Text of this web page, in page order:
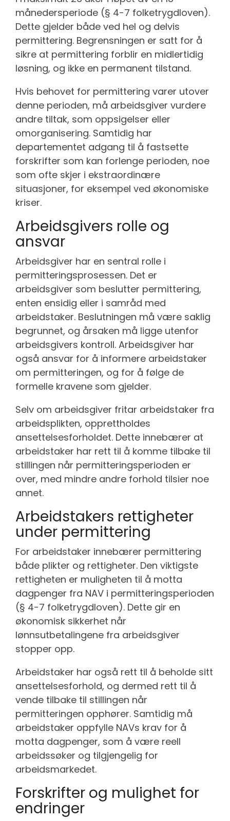
månedersperiode (§ 4-7 folketrygdloven).
Dette gjelder både ved hel og delvis
permittering. Begrensningen er satt for å
sikre at permittering forblir en midlertidig
løsning, og ikke en permanent tilstand.
Hvis behovet for permittering varer utover
denne perioden, må arbeidsgiver vurdere
andre tiltak, som oppsigelser eller
omorganisering. Samtidig har
departementet adgang til å fastsette
forskrifter som kan forlenge perioden, noe
som ofte skjer i ekstraordinære
situasjoner, for eksempel ved økonomiske
kriser.
Arbeidsgivers rolle og
ansvar
Arbeidsgiver har en sentral rolle i
permitteringsprosessen. Det er
arbeidsgiver som beslutter permittering,
enten ensidig eller i samråd med
arbeidstaker. Beslutningen må være saklig
begrunnet, og årsaken må ligge utenfor
arbeidsgivers kontroll. Arbeidsgiver har
også ansvar for å informere arbeidstaker
om permitteringen, og for å følge de
formelle kravene som gjelder.
Selv om arbeidsgiver fritar arbeidstaker fra
arbeidsplikten, opprettholdes
ansettelsesforholdet. Dette innebærer at
arbeidstaker har rett til å komme tilbake til
stillingen når permitteringsperioden er
over, med mindre andre forhold tilsier noe
annet.
Arbeidstakers rettigheter
under permittering
For arbeidstaker innebærer permittering
både plikter og rettigheter. Den viktigste
rettigheten er muligheten til å motta
dagpenger fra NAV i permitteringsperioden
(§ 4-7 folketrygdloven). Dette gir en
økonomisk sikkerhet når
lønnsutbetalingene fra arbeidsgiver
stopper opp.
Arbeidstaker har også rett til å beholde sitt
ansettelsesforhold, og dermed rett til å
vende tilbake til stillingen når
permitteringen opphører. Samtidig må
arbeidstaker oppfylle NAVs krav for å
motta dagpenger, som å være reell
arbeidssøker og tilgjengelig for
arbeidsmarkedet.
Forskrifter og mulighet for
endringer